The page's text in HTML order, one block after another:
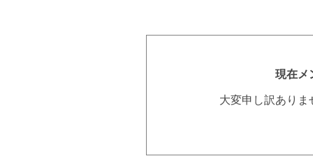
現在メ
大変申し訳あり